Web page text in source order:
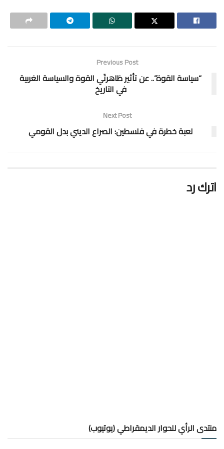
Previous Post
“سياسة القوة”.. عن تأثير ظاهرتَي القوة والسياسة الغربية
في التاريخ
Next Post
لعبة خطرة في فلسطين: الصراع الديني بدل القومي
اترك رد
منتدى الرأي للحوار الديمقراطي (يوتيوب)